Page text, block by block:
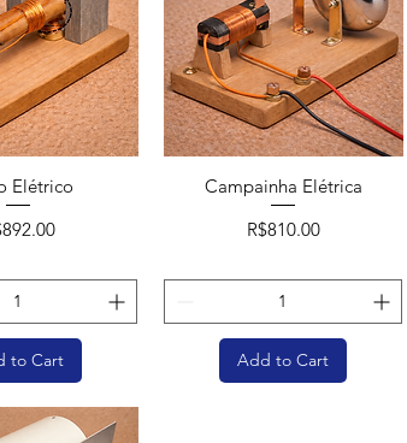
Elétrico
to Cart
Campainha Elétrica
Price
R$810.00
Add to Cart